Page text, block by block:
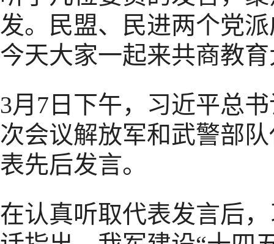
发。民盟、民进两个党
今天大家一起来共商教
3月7日下午，习近平总
次会议解放军和武警部
表先后发言。
在认真听取代表发言后